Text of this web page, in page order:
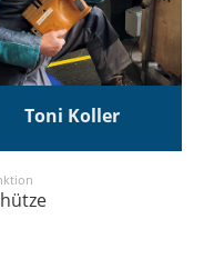
Toni Koller